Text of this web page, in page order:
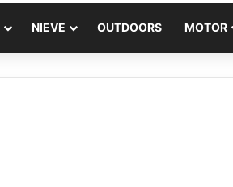
NIEVE OUTDOORS MOTOR